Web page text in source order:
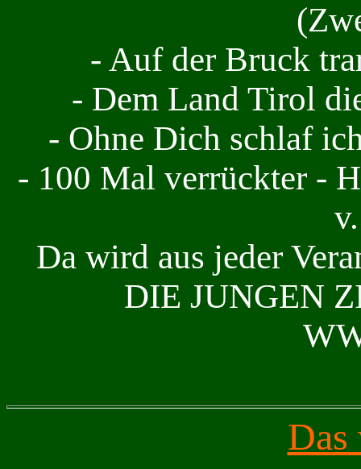
- Auf der Bruck
- Dem Land Tirol
- Ohne Dich schlaf
- 100 Mal verrückter -
Da wird aus jeder
DIE JUNGEN
Das